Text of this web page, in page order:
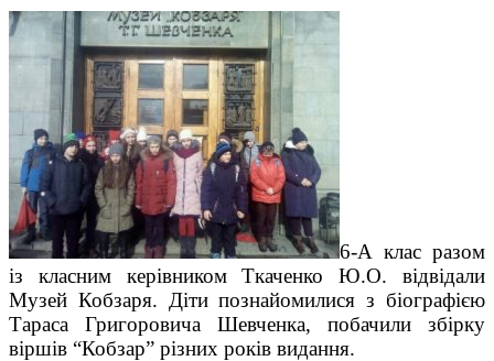
6-А клас разом
із класним керівником Ткаченко Ю.О. відвідали
Музей Кобзаря. Діти познайомилися з біографією
Тараса Григоровича Шевченка, побачили збірку
віршів “Кобзар” різних років видання.